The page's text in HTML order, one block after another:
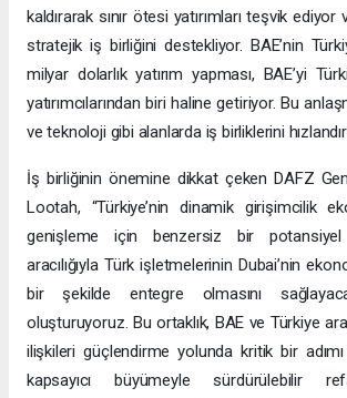
kaldırarak sınır ötesi yatırımları teşvik
stratejik iş birliğini destekliyor. BAE’nin
milyar dolarlık yatırım yapması, BAE’yi
yatırımcılarından biri haline getiriyor. Bu
ve teknoloji gibi alanlarda iş birliklerini
İş birliğinin önemine dikkat çeken DAFZ
Lootah, “Türkiye’nin dinamik girişimcilik
genişleme için benzersiz bir potansiyel
aracılığıyla Türk işletmelerinin Dubai’nin
bir şekilde entegre olmasını
oluşturuyoruz. Bu ortaklık, BAE ve Türkiye
ilişkileri güçlendirme yolunda kritik bir
kapsayıcı büyümeyle sürdürülebilir